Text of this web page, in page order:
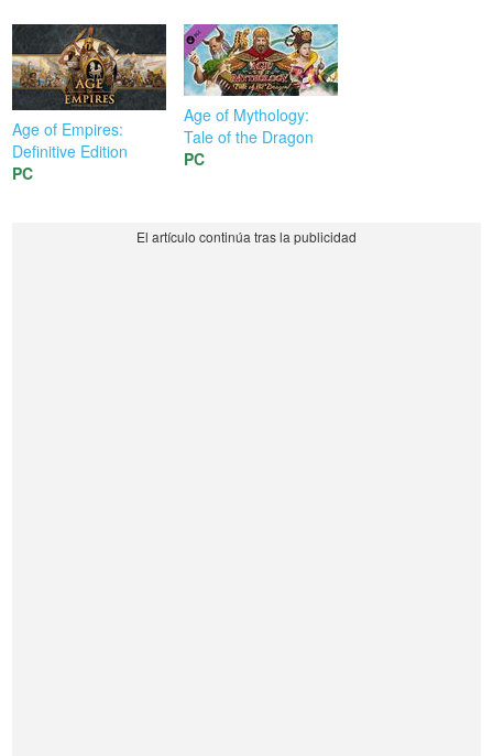
Age of Empires:
Definitive Edition
PC
Age of Mythology:
Tale of the Dragon
PC